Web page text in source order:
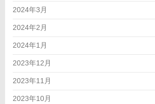
2024年3月
2024年2月
2024年1月
2023年12月
2023年11月
2023年10月